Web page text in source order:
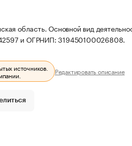
область. Основной вид
и ОГРНИП: 319450100026808.
источников.
Редактировать описание